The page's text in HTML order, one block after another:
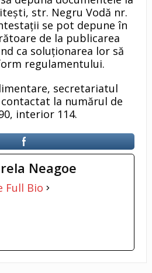
str. Negru Vodă nr.
se pot depune în
de la publicarea
ca soluționarea lor să
regulamentului.
secretariatul
la numărul de
interior 114.
Neagoe
Full Bio